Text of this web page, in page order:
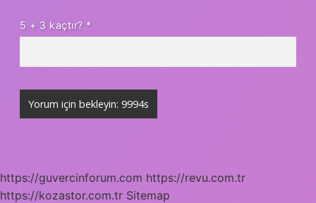
5 + 3 kaçtır? *
https://guvercinforum.com https://revu.com.tr
https://kozastor.com.tr Sitemap